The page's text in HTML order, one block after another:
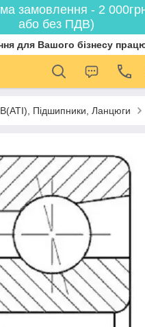
замовлення - 2
або без ПДВ)
для Вашого бізнесу
Пiдшипники, Ланцюги